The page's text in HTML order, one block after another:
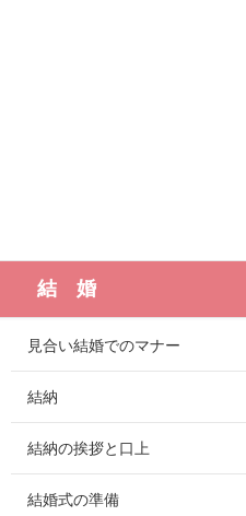
結 婚
見合い結婚でのマナー
結納
結納の挨拶と口上
結婚式の準備